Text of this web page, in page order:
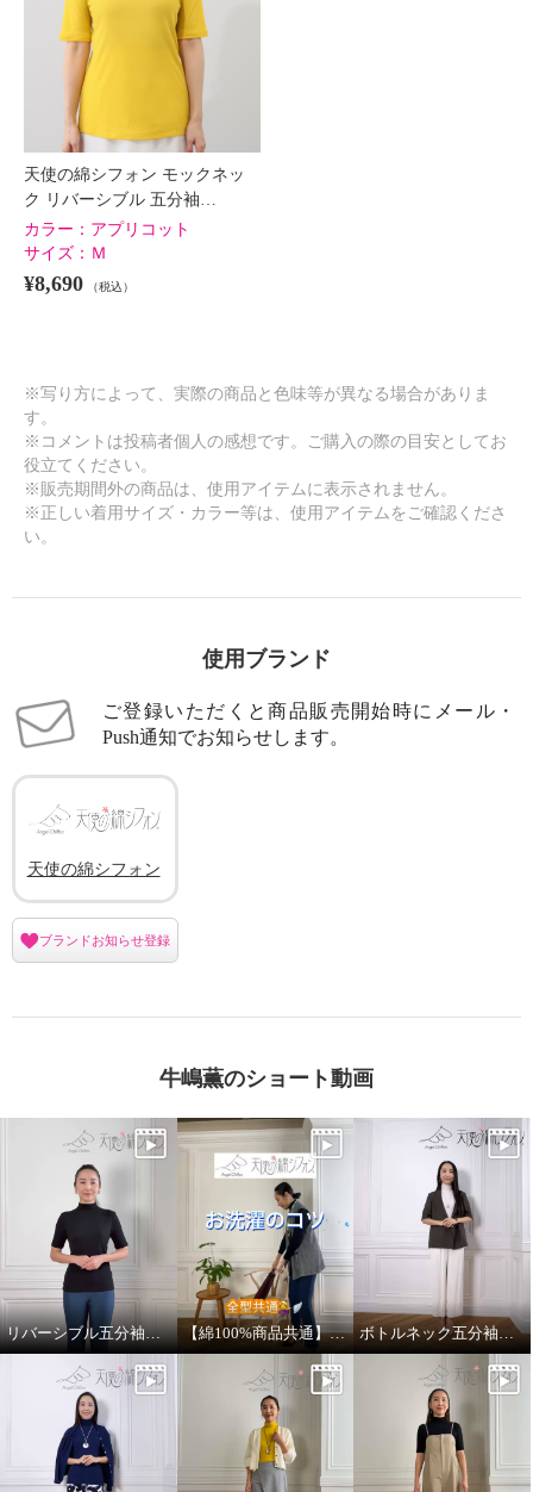
天使の綿シフォン モックネッ
ク リバーシブル 五分袖…
カラー： アプリコット
サイズ： Ｍ
¥8,690 （税込）
※写り方によって、実際の商品と色味等が異なる場合がありま
す。
※コメントは投稿者個人の感想です。ご購入の際の目安としてお
役立てください。
※販売期間外の商品は、使用アイテムに表示されません。
※正しい着用サイズ・カラー等は、使用アイテムをご確認くださ
い。
使用ブランド
ご登録いただくと商品販売開始時にメール・
Push通知でお知らせします。
天使の綿シフォン
ブランドお知らせ登録
牛嶋薫のショート動画
リバーシブル五分袖プルオーバーのご紹介 【綿100%商品共通】推奨メンテナンス方法